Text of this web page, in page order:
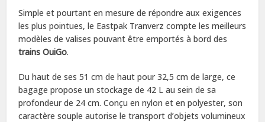
Simple et pourtant en mesure de répondre aux exigences
les plus pointues, le Eastpak Tranverz compte les meilleurs
modèles de valises pouvant être emportés à bord des
trains OuiGo.
Du haut de ses 51 cm de haut pour 32,5 cm de large, ce
bagage propose un stockage de 42 L au sein de sa
profondeur de 24 cm. Conçu en nylon et en polyester, son
caractère souple autorise le transport d’objets volumineux